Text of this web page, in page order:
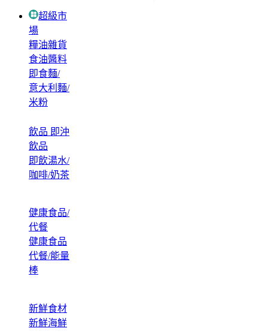
超級市
場
糧油雜貨
食油醬料
即食麵/
意大利麵/
米粉
飲品 即沖
飲品
即飲湯水/
咖啡/奶茶
健康食品/
代餐
健康食品
代餐/能量
棒
新鮮食材
新鮮海鮮